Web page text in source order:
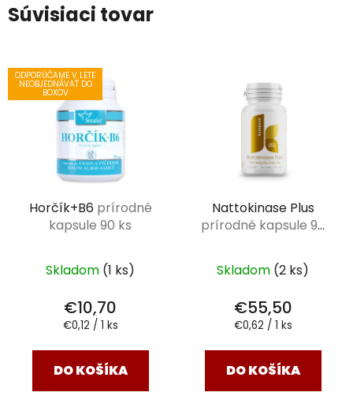
Súvisiaci tovar
ODPORÚČAME V LETE
NEOBJEDNÁVAŤ DO
BOXOV
Horčík+B6 prírodné
kapsule 90 ks
Skladom (1 ks)
€10,70
Jednotková
€0,12 / 1 ks
DO KOŠÍKA
Nattokinase Plus
prírodné kapsule 90
Skladom (2 ks)
€55,50
Jednotková
€0,62 / 1 ks
DO KOŠÍKA